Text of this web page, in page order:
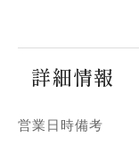
詳細情報
営業日時備考